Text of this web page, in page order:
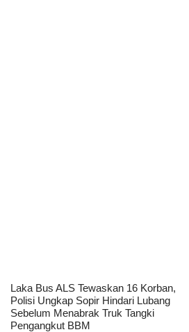
Laka Bus ALS Tewaskan 16 Korban,
Polisi Ungkap Sopir Hindari Lubang
Sebelum Menabrak Truk Tangki
Pengangkut BBM